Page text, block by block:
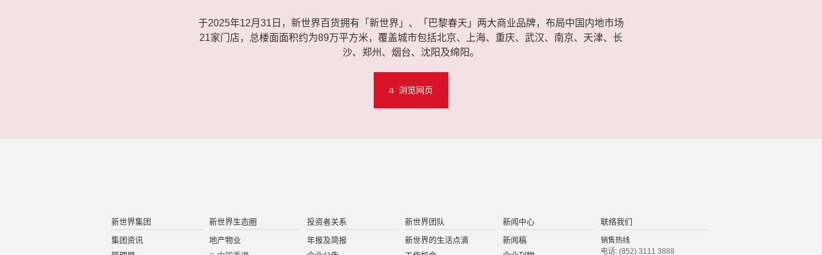
于2025年12月31日，新世界百货拥有「新世界」、「巴黎春天」两大商业品牌，布局中国内地市场
21家门店，总楼面面积约为89万平方米，覆盖城市包括北京、上海、重庆、武汉、南京、天津、长
沙、郑州、烟台、沈阳及绵阳。
浏览网页
新世界集团
集团资讯
新世界生态圈
地产物业
投资者关系
年报及简报
新世界团队
新世界的生活点滴
新闻中心
新闻稿
联络我们
销售热线
电话: (852) 3111 3888